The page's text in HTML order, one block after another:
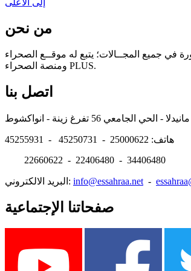
من نحن
في جميع المجــالات؛ يتبع له موقــع الصحراء
ومنصة الصحراء PLUS.
اتصل بنا
هاتف: 25000622 - 45250731 - 45255931
22660622 - 22406480 - 34406480
البريد الالكتروني: info@essahraa.net -
صفحاتنا الإجتماعية